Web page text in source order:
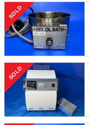
SOLD
SOLD